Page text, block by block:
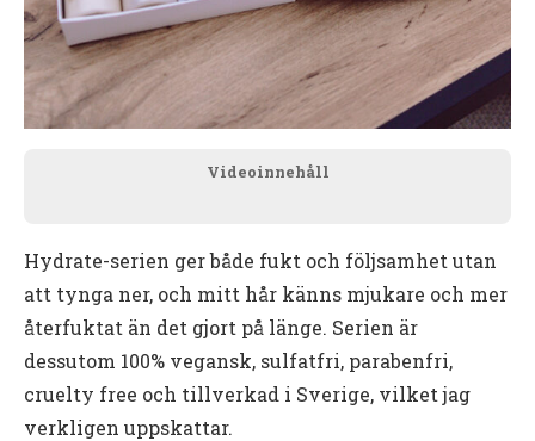
Videoinnehåll
Hydrate-serien ger både fukt och följsamhet utan
att tynga ner, och mitt hår känns mjukare och mer
återfuktat än det gjort på länge. Serien är
dessutom 100% vegansk, sulfatfri, parabenfri,
cruelty free och tillverkad i Sverige, vilket jag
verkligen uppskattar.